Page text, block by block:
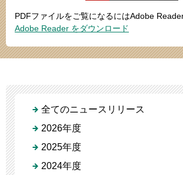
PDFファイルをご覧になるにはAdobe
Adobe Reader をダウンロード
全てのニュースリリース
2026年度
2025年度
2024年度